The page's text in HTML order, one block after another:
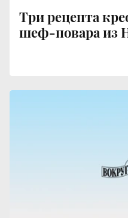
Три рецепта
шеф-повара из